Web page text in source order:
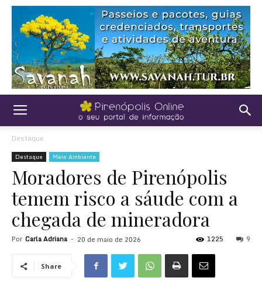
Destaque
Destaque Meio Ambiente
Moradores de Pirenópolis
temem risco a sáude com a
chegada de mineradora
Por Carla Adriana - 20 de maio de 2026 9
1225
Share